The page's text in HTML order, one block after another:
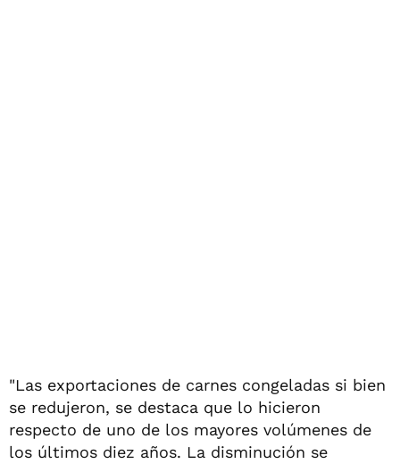
"Las exportaciones de carnes congeladas si bien
se redujeron, se destaca que lo hicieron
respecto de uno de los mayores volúmenes de
los últimos diez años. La disminución se